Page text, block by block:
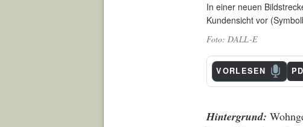
In einer neuen
Kundensicht vor
DALL-E
VORLESEN
Hintergrund: